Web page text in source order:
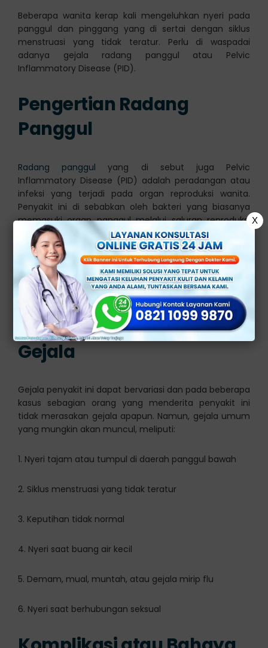
Beberapa wanita kerap kali mengeluhkan nyeri pada
panggul dan pinggang yang di sertai dengan siklus
menstruasi yang tidak teratur. Perlu di waspadai
adanya gejala radang panggul atau Pelvic
Inflammatory Disease (PID).
Pengertian Radang
Panggul
Radang panggul yang di sebut juga Pelvic
Inflammatory Disease (PID) adalah peradangan atau
infeksi yang terjadi pada organ reproduksi wanita.
Penyakit ini di sebabkan oleh bakteri yang biasanya
memasuki organ panggul melalui saluran reproduksi
wanita, seperti serviks (leher rahim).
Bakteri ini kemudian dapat menyebar dari serviks ke
organ-organ reproduksi dalam panggul, seperti rahim,
saluran tuba (tuba falopi), dan ovarium. Penyakit ini
adalah kondisi serius dan memerlukan perhatian medis
secepatnya.
Gejala
Gejala penyakit ini dapat bervariasi dan pada beberapa
kasus sebagian orang yang menderita penyakit ini
tidak merasakan gejala apapun. Namun, gejala umum
yang mungkin akan muncul, meliputi:
1. Nyeri tajam atau tumpul di daerah panggul bawah
2. Siklus menstruasi yang tidak teratur
3. Keputihan tidak normal
4. Nyeri saat buang air kecil
5. Demam, mual, muntah, atau gejala mirip flu
6. Nyeri saat berhubungan seksual
X